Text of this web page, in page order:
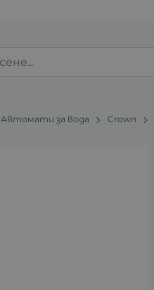
Автомати за вода Crown